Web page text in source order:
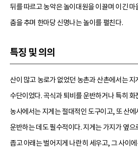
뒤를 따르고 농악은 놀이대원을 이끌며 이긴 마
춤을 추며 한마당 신명나는 놀이를 펼친다.
특징 및 의의
산이 많고 농로가 없었던 농촌과 산촌에서는 지
수단이었다. 곡식과 퇴비를 운반하거나 특히
농사에서는 지게는 절대적인 도구이고, 또 산에
운반하는 데도 필수적이다. 지게는 가지가 옆
좁고 아래는 벌어지게 나란히 세우고, 그 사이